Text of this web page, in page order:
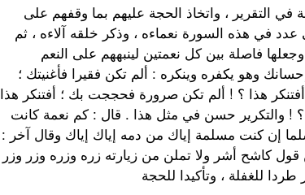
في التقرير ، واتخاذ الحجة عليهم بما وقفهم على
في هذه السورة نعماءه ، وذكر خلقه آلاءه ، ثم
فاصلة بين كل نعمتين لينبههم على النعم
وهو يكفره وينكره : ألم تكن فقيرا فأغنيتك ؛
هذا ؟ ! ألم تكن صرورة فحججت بك ؛ أفتنكر هذا
؟ ! والتكرير حسن في مثل هذا . قال : كم نعمة كانت
إن كنت مسلمة إياك من دمه إياك إياك وقال آخر :
كاشح أشر ولا تملن من زيارته زره وزره وزر وزر